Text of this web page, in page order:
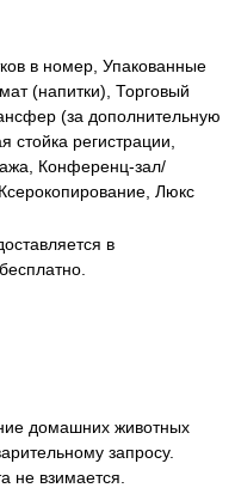
в номер, Упакованные
(напитки), Торговый
(за дополнительную
стойка регистрации,
Конференц-зал/
Люкс
в
домашних животных
запросу.
не взимается.